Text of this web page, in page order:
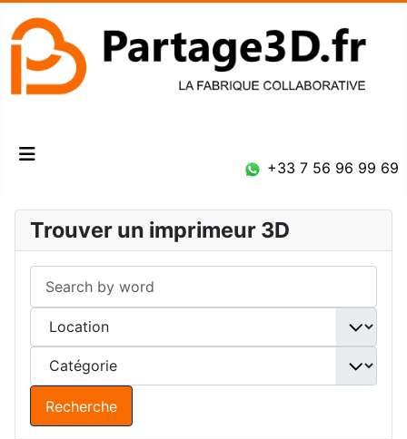
+33 7 56 96 99 69
Trouver un imprimeur 3D
Recherche